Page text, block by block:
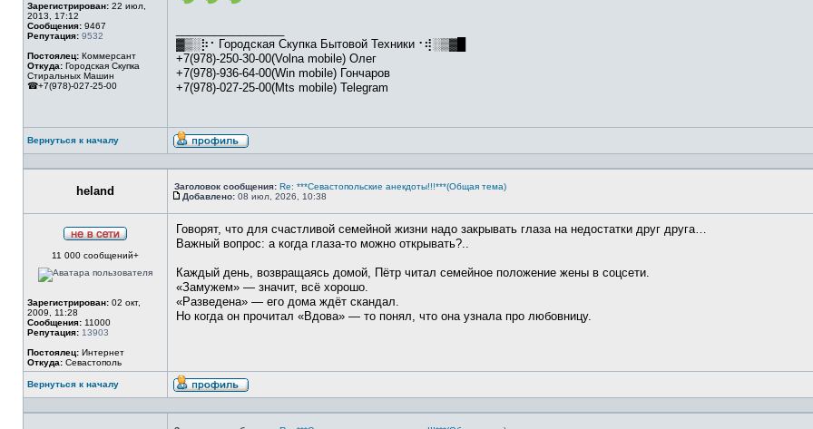
Зарегистрирован: 22 июл,
2013, 17:12
Сообщения: 9467
Репутация: 9532
Постоялец: Коммерсант
Откуда: Городская Скупка
Стиральных Машин
☎+7(978)-027-25-00
▓▒░⡷⠂Городская Скупка Бытовой Техники⠐⢾░▒▓█
+7(978)-250-30-00(Volna mobile) Олег
+7(978)-936-64-00(Win mobile) Гончаров
+7(978)-027-25-00(Mts mobile) Telegram
Вернуться к началу
Профиль
heland Заголовок сообщения: Re: ***Севастопольские анекдоты!!!***(Общая тема)
Сообщение
Добавлено: 08 июл, 2026, 10:38
в
11 000 сообщений+
Зарегистрирован: 02 окт,
2009, 11:28
Сообщения: 11000
Репутация: 13903
Постоялец: Интернет
Откуда: Севастополь
Говорят, что для счастливой семейной жизни надо закрывать глаза на недостатки друг друга…
Важный вопрос: а когда глаза-то можно открывать?..
Каждый день, возвращаясь домой, Пётр читал семейное положение жены в соцсети.
«Замужем» — значит, всё хорошо.
«Разведена» — его дома ждёт скандал.
Но когда он прочитал «Вдова» — то понял, что она узнала про любовницу.
Вернуться к началу
Профиль